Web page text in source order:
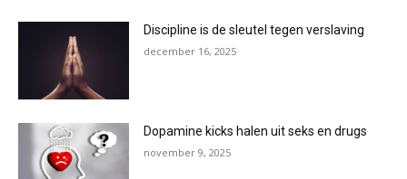
Discipline is de sleutel tegen verslaving
december 16, 2025
Dopamine kicks halen uit seks en drugs
november 9, 2025